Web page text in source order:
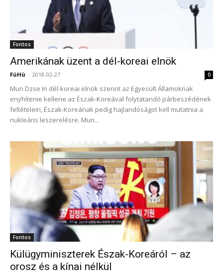
Fontos
Amerikának üzent a dél-koreai elnök
FüHü - 2018-02-27 0
Mun Dzse In dél-koreai elnök szerint az Egyesült Államoknak
enyhítenie kellene az Észak-Koreával folytatandó párbeszédének
feltételein, Észak-Koreának pedig hajlandóságot kell mutatnia a
nukleáris leszerelésre. Mun...
Fontos
Külügyminiszterek Észak-Koreáról – az
orosz és a kínai nélkül